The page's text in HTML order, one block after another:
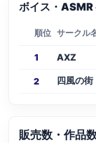
ボイス・ASMR
順位 サークル
1 AXZ
2 四風の街
販売数・作品